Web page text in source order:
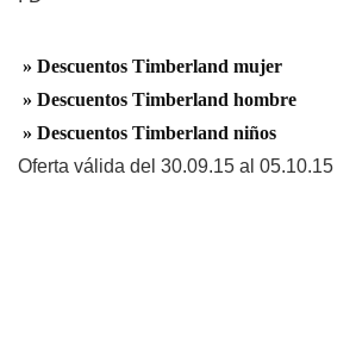
» Descuentos Timberland mujer
» Descuentos Timberland hombre
» Descuentos Timberland niños
Oferta válida del 30.09.15 al 05.10.15